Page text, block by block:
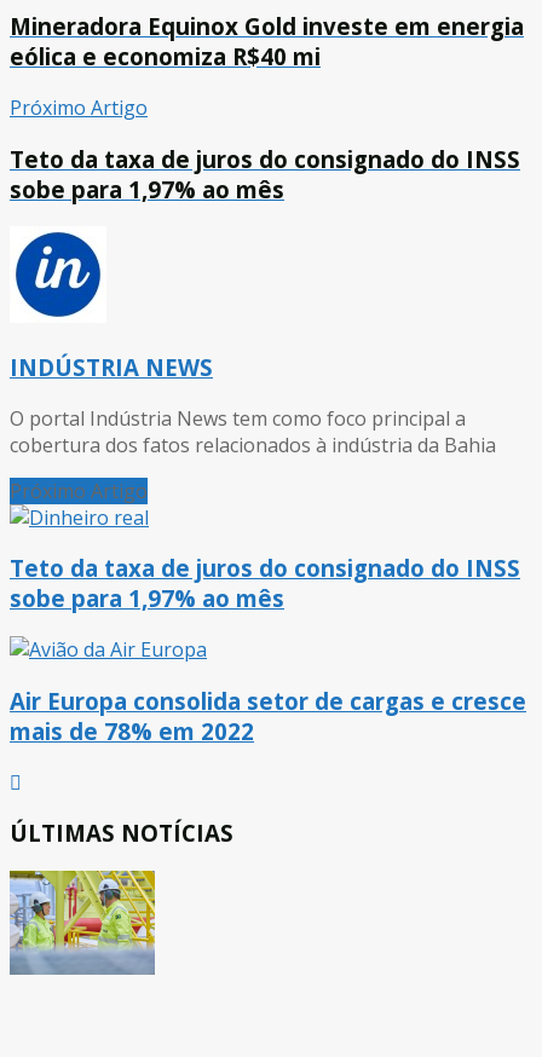
Mineradora Equinox Gold investe em energia
eólica e economiza R$40 mi
Próximo Artigo
Teto da taxa de juros do consignado do INSS
sobe para 1,97% ao mês
INDÚSTRIA NEWS
O portal Indústria News tem como foco principal a
cobertura dos fatos relacionados à indústria da Bahia
Próximo Artigo
Teto da taxa de juros do consignado do INSS
sobe para 1,97% ao mês
Air Europa consolida setor de cargas e cresce
mais de 78% em 2022
ÚLTIMAS NOTÍCIAS